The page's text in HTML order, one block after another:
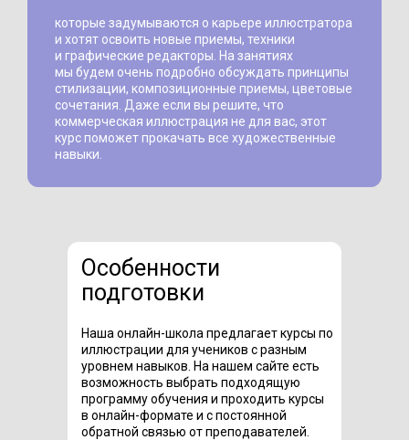
которые задумываются о карьере иллюстратора
и хотят освоить новые приемы, техники
и графические редакторы. На занятиях
мы будем очень подробно обсуждать принципы
стилизации, композиционные приемы, цветовые
сочетания. Даже если вы решите, что
коммерческая иллюстрация не для вас, этот
курс поможет прокачать все художественные
навыки.
Наша онлайн-школа предлагает курсы по
иллюстрации для учеников с разным
уровнем навыков. На нашем сайте есть
возможность выбрать подходящую
программу обучения и проходить курсы
в онлайн-формате и с постоянной
обратной связью от преподавателей.
Особенности
подготовки